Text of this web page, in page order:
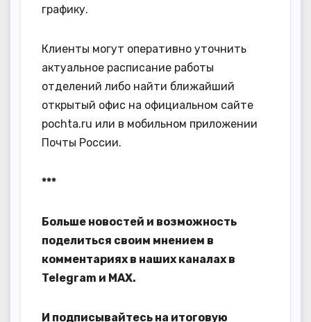
графику.
Клиенты могут оперативно уточнить
актуальное расписание работы
отделений либо найти ближайший
открытый офис на официальном сайте
pochta.ru или в мобильном приложении
Почты России.
***
Больше новостей и возможность
поделиться своим мнением в
комментариях в наших каналах в
Telegram и MAX.
И подписывайтесь на итоговую